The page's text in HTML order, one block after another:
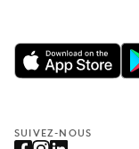
SUIVEZ-NOUS